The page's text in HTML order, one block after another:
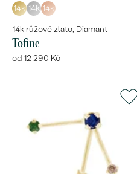
14k 14k 14k
14k růžové zlato, Diamant
Tofine
od 12 290 Kč